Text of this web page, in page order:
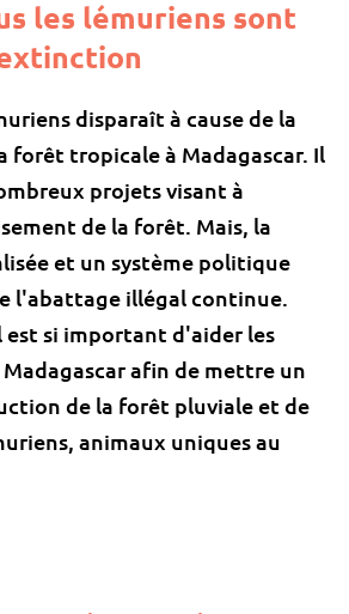
les lémuriens sont
disparaît à cause de la
forêt tropicale à Madagascar. Il
projets visant à
de la forêt. Mais, la
et un système politique
l'abattage illégal continue.
est si important d'aider les
afin de mettre un
de la forêt pluviale et de
animaux uniques au